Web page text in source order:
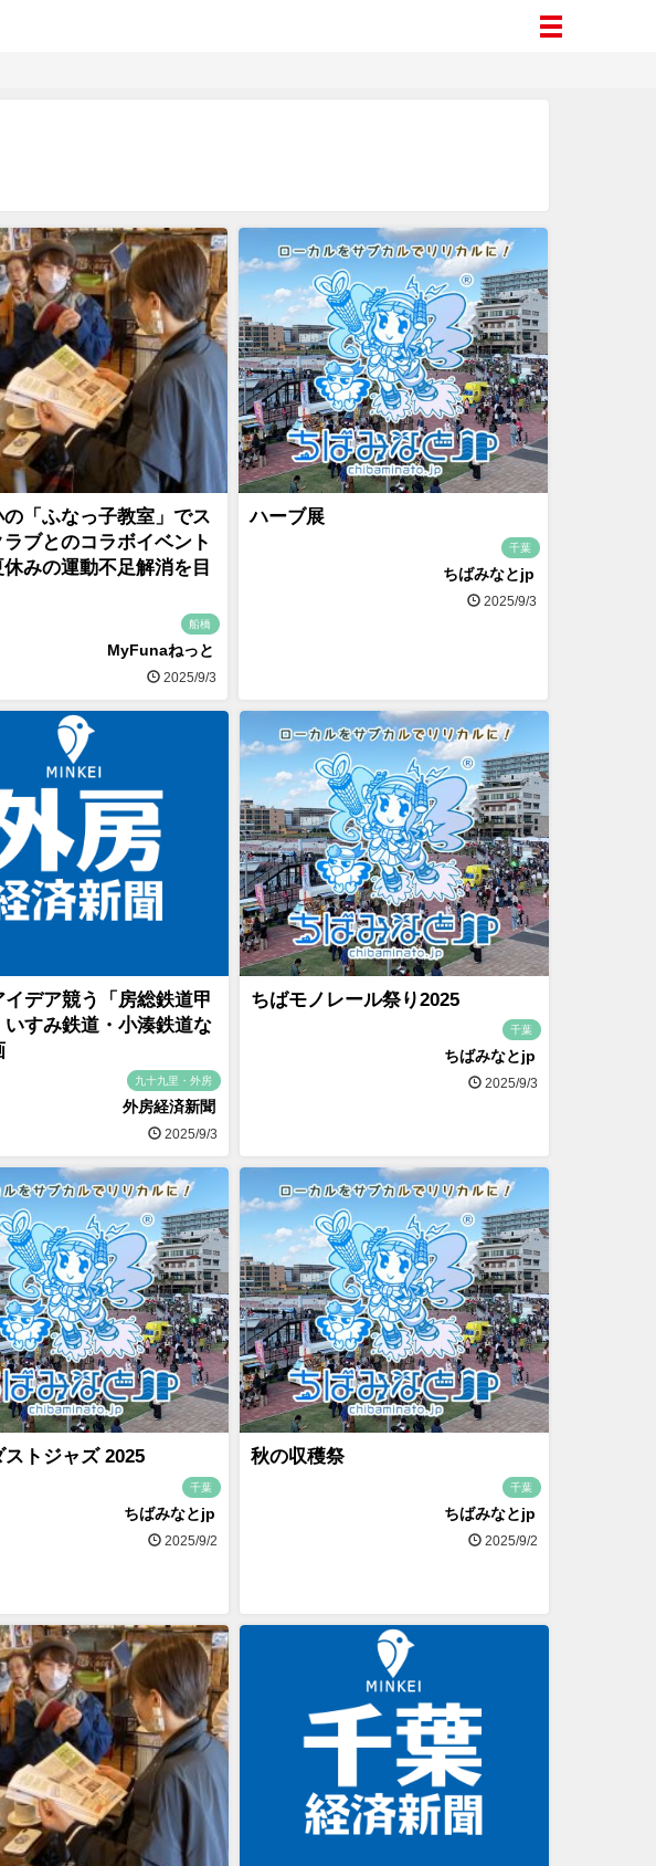
「ふなっ子教室」でス
ブとのコラボイベント
みの運動不足解消を目
船橋
MyFunaねっと
2025/9/3
ハーブ展
千葉
ちばみなとjp
2025/9/3
デア競う「房総鉄道甲
すみ鉄道・小湊鉄道な
九十九里・外房
外房経済新聞
2025/9/3
ちばモノレール祭り2025
千葉
ちばみなとjp
2025/9/3
ストジャズ 2025
千葉
ちばみなとjp
2025/9/2
秋の収穫祭
千葉
ちばみなとjp
2025/9/2